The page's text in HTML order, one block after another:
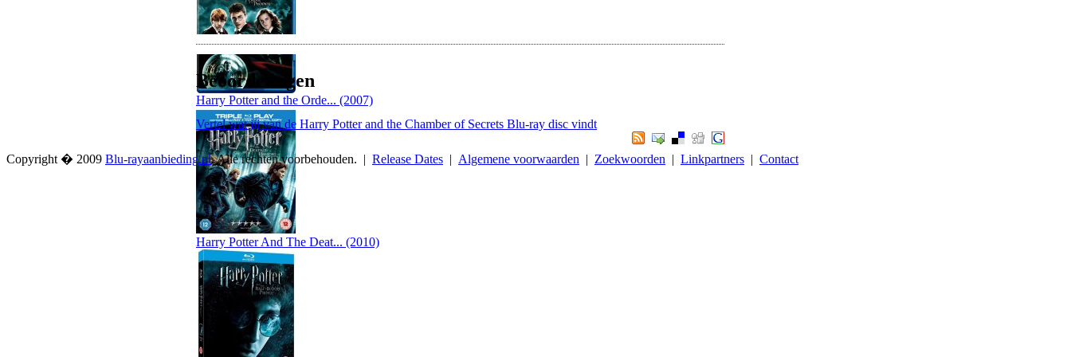
Harry Potter and the Orde... (2007)
Harry Potter And The Deat... (2010)
Beoordelingen
Vertel wat jij van de Harry Potter and the Chamber of Secrets Blu-ray disc vindt
Copyright � 2009 Blu-rayaanbieding.nl. Alle rechten voorbehouden. | Release Dates | Algemene voorwaarden | Zoekwoorden | Linkpartners | Contact